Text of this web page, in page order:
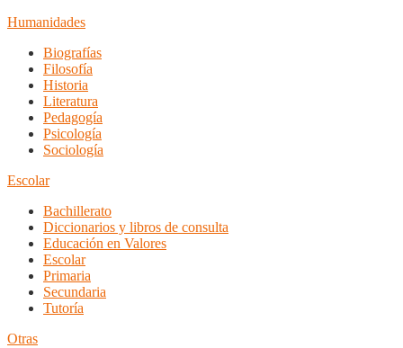
Humanidades
Biografías
Filosofía
Historia
Literatura
Pedagogía
Psicología
Sociología
Escolar
Bachillerato
Diccionarios y libros de consulta
Educación en Valores
Escolar
Primaria
Secundaria
Tutoría
Otras